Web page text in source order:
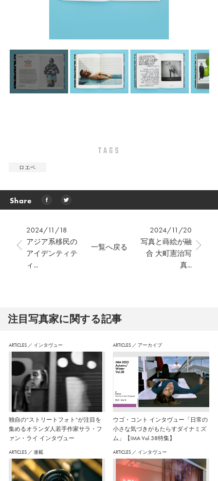
TAGS
ロエベ
Share
2024/11/18
アジア系移民の
アイデンティテ
ィ...
2024/11/20
写真と蒔絵が融
合 大町憲治写
真...
一覧へ戻る
注⽬写真家に関する記事
ARTICLES ／ インタヴュー
独自の“ストリートフォト”が注目を
集めるオランダ人若手作家サラ・フ
ァン・ライ インタヴュー
ARTICLES ／ アーカイブ
ウゴ・コント インタヴュー「日常の
小さな気づきがもたらすダイナミズ
ム」【IMA Vol.38特集】
ARTICLES ／ 連載 ARTICLES ／ インタヴュー